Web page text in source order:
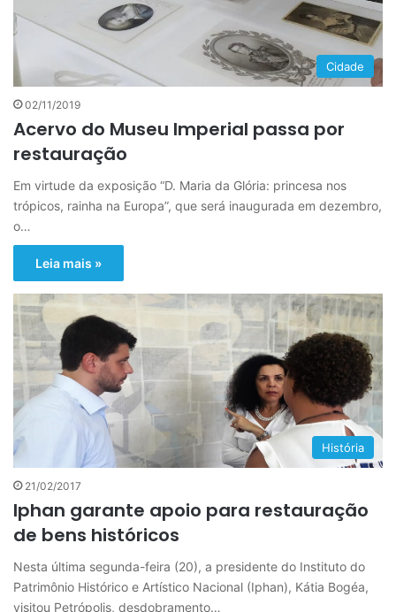
Cidade
02/11/2019
Acervo do Museu Imperial passa por
restauração
Em virtude da exposição “D. Maria da Glória: princesa nos
trópicos, rainha na Europa”, que será inaugurada em dezembro,
o…
Leia mais »
História
21/02/2017
Iphan garante apoio para restauração
de bens históricos
Nesta última segunda-feira (20), a presidente do Instituto do
Patrimônio Histórico e Artístico Nacional (Iphan), Kátia Bogéa,
visitou Petrópolis, desdobramento…